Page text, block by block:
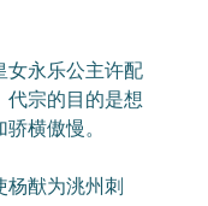
永乐公主许配
代宗的目的是想
横傲慢。
猷为洮州刺